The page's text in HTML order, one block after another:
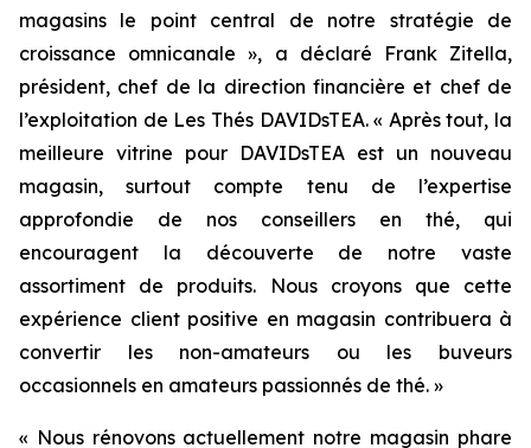
magasins le point central de notre stratégie de
croissance omnicanale », a déclaré Frank Zitella,
président, chef de la direction financière et chef de
l’exploitation de Les Thés DAVIDsTEA. « Après tout, la
meilleure vitrine pour DAVIDsTEA est un nouveau
magasin, surtout compte tenu de l’expertise
approfondie de nos conseillers en thé, qui
encouragent la découverte de notre vaste
assortiment de produits. Nous croyons que cette
expérience client positive en magasin contribuera à
convertir les non-amateurs ou les buveurs
occasionnels en amateurs passionnés de thé. »
« Nous rénovons actuellement notre magasin phare